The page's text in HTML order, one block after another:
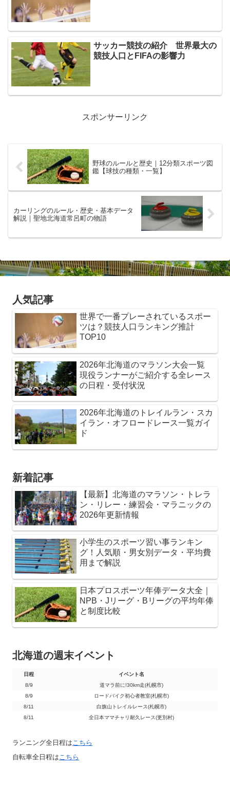
サッカー競技の紹介 世界最大の
競技人口とFIFAの影響力
スポンサーリンク
野球のルールと歴史｜12分類スポーツ図
鑑【球技の種類・一覧】
カーリングのルール・歴史・基本データ
解説｜聖地北海道常呂町の物語
人気記事
世界で一番プレーされているスポー
ツは？競技人口ランキング推計
TOP10
2026年北海道のマラソン大会一覧
現役ランナーがご紹介する全レース
の日程・受付状況
2026年北海道のトレイルラン・スカ
イラン・オフロードレース一覧ガイ
ド
新着記事
【最新】北海道のマラソン・トレラ
ン・リレー・練習会・マラニックの
2026年更新情報
小学生のスポーツ習い事ランキン
グ！人気順・男女別データ・平均費
用まで解説
日本プロスポーツ年俸データ大全｜
NPB・Jリーグ・Bリーグの平均年俸
と制度比較
北海道の週末イベント
日程
イベント名
日程
イベント名
8/9
道マラ前に!30km走(札幌市)
8/9
ロードバイク初心者教室(札幌市)
8/11
白旗山トレイルレース(札幌市)
8/11
全日本ママチャリ耐久レース(更別村)
ランニング全日程はこちら
自転車全日程はこちら